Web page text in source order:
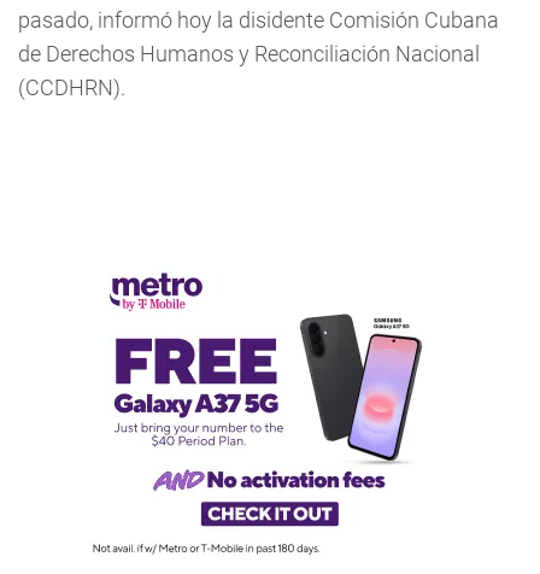
pasado, informó hoy la disidente Comisión Cubana
de Derechos Humanos y Reconciliación Nacional
(CCDHRN).